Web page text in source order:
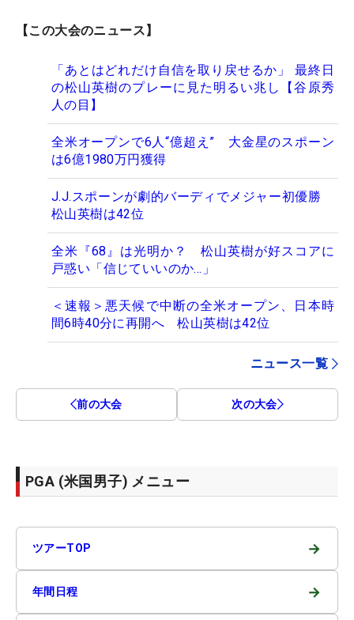
【この大会のニュース】
「あとはどれだけ自信を取り戻せるか」 最終日
の松山英樹のプレーに見た明るい兆し【谷原秀
人の目】
全米オープンで6人“億超え” 大金星のスポーン
は6億1980万円獲得
J.J.スポーンが劇的バーディでメジャー初優勝
松山英樹は42位
全米『68』は光明か？ 松山英樹が好スコアに
戸惑い「信じていいのか…」
＜速報＞悪天候で中断の全米オープン、日本時
間6時40分に再開へ 松山英樹は42位
ニュース一覧
前の大会 次の大会
PGA (米国男子) メニュー
ツアーTOP →
年間日程 →